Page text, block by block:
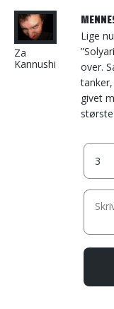
Za
Kannushi
Lige
over.
givet